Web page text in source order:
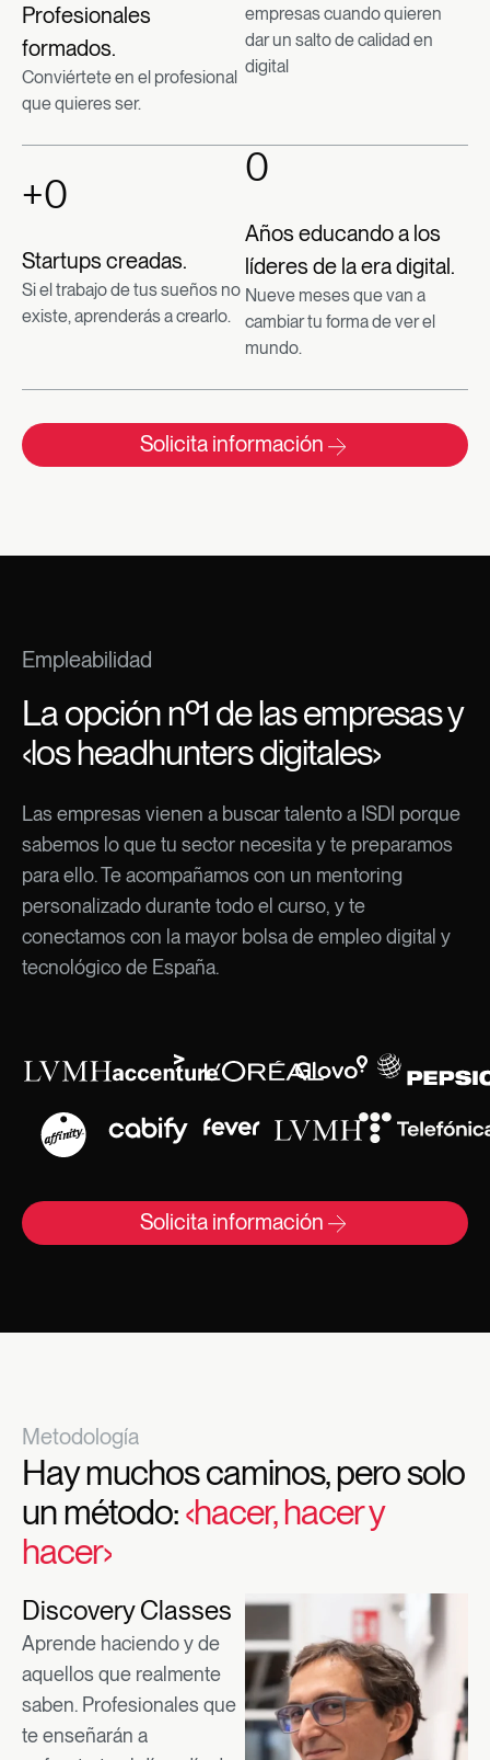
Profesionales
formados.
Conviértete en el profesional
que quieres ser.​
empresas cuando quieren
dar un salto de calidad en
digital
Startups creadas.
+0
Si el trabajo de tus sueños no
existe, aprenderás a crearlo.​
Años educando a los
líderes de la era digital.​
0
Nueve meses que van a
cambiar tu forma de ver el
mundo.​
Solicita información
Empleabilidad
La opción nº1 de las empresas y
‹los headhunters digitales›
Las empresas vienen a buscar talento a ISDI porque
sabemos lo que tu sector necesita y te preparamos
para ello. Te acompañamos con un mentoring
personalizado durante todo el curso, y te
conectamos con la mayor bolsa de empleo digital y
tecnológico de España.
Solicita información
Metodología
Hay muchos caminos, pero solo
un método:‹hacer, hacer y
hacer›
Discovery Classes
Aprende haciendo y de
aquellos que realmente
saben. Profesionales que
te enseñarán a